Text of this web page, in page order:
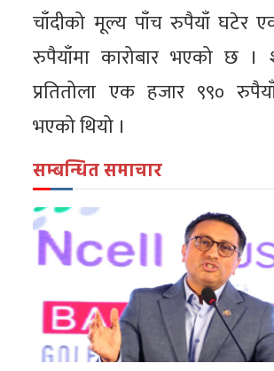
चाँदीको मूल्य पाँच रुपैयाँ घटेर
रुपैयाँमा कारोबार भएको छ ।
प्रतितोला एक हजार ९९०
भएको थियो ।
सम्बन्धित समाचार